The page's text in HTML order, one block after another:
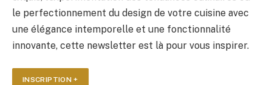
le perfectionnement du design de votre cuisine avec
une élégance intemporelle et une fonctionnalité
innovante, cette newsletter est là pour vous inspirer.
INSCRIPTION +